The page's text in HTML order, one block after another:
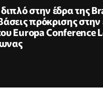
στην έδρα της
πρόκρισης
Europa Conference